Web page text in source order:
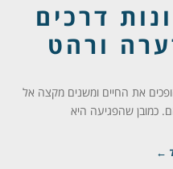
דרכים
ורהט
את החיים ומשנים מקצה אל
כמובן שהפגיעה היא
←